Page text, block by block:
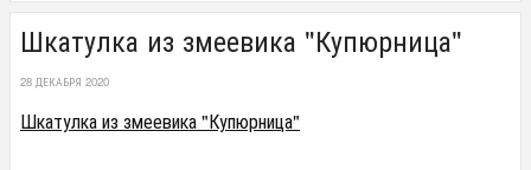
Шкатулка из змеевика "Купюрница"
28 ДЕКАБРЯ 2020
Шкатулка из змеевика "Купюрница"